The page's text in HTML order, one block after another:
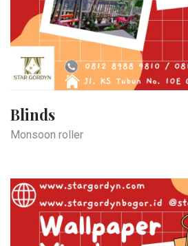
Blinds
Monsoon roller